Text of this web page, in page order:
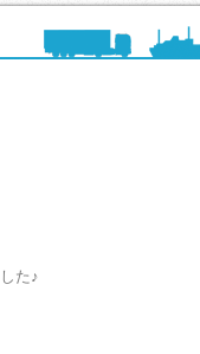
た♪